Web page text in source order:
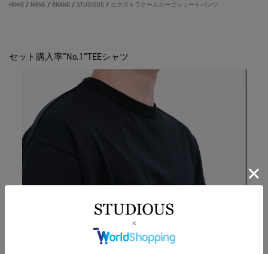
HOME / MENS / BRAND / STUDIOUS / エクストラクールカーゴショートパンツ
セット購入率“No.1”TEEシャツ